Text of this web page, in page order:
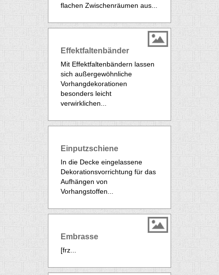
flachen Zwischenräumen aus...
Effektfaltenbänder
Mit Effektfaltenbändern lassen
sich außergewöhnliche
Vorhangdekorationen
besonders leicht
verwirklichen...
Einputzschiene
In die Decke eingelassene
Dekorationsvorrichtung für das
Aufhängen von
Vorhangstoffen...
Embrasse
[frz...